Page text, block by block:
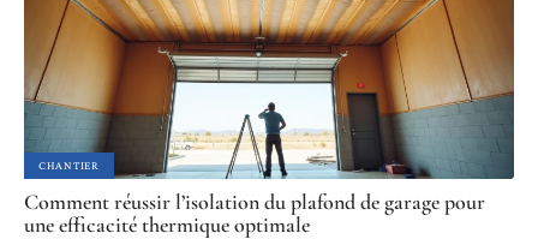
CHANTIER
Comment réussir l’isolation du plafond de garage pour
une efficacité thermique optimale